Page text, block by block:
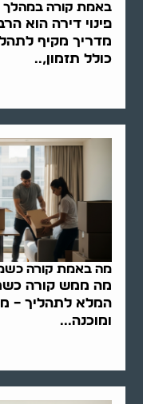
באמת קורה במהלך
פינוי דירה הוא
מדריך מקיף
כולל תזמון,..
מה באמת קורה
מה ממש קורה
המלא לתהליך –
ומוכנה...